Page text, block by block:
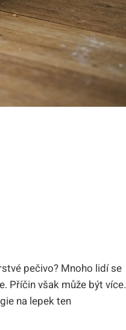
pečivo? Mnoho lidí se
Příčin však může být více.
na lepek ten